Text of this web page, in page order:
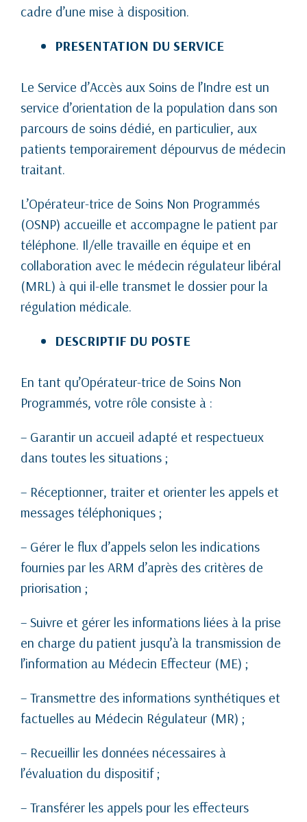
cadre d’une mise à disposition.
PRESENTATION DU SERVICE
Le Service d’Accès aux Soins de l’Indre est un
service d’orientation de la population dans son
parcours de soins dédié, en particulier, aux
patients temporairement dépourvus de médecin
traitant.
L’Opérateur-trice de Soins Non Programmés
(OSNP) accueille et accompagne le patient par
téléphone. Il/elle travaille en équipe et en
collaboration avec le médecin régulateur libéral
(MRL) à qui il-elle transmet le dossier pour la
régulation médicale.
DESCRIPTIF DU POSTE
En tant qu’Opérateur-trice de Soins Non
Programmés, votre rôle consiste à :
– Garantir un accueil adapté et respectueux
dans toutes les situations ;
– Réceptionner, traiter et orienter les appels et
messages téléphoniques ;
– Gérer le flux d’appels selon les indications
fournies par les ARM d’après des critères de
priorisation ;
– Suivre et gérer les informations liées à la prise
en charge du patient jusqu’à la transmission de
l’information au Médecin Effecteur (ME) ;
– Transmettre des informations synthétiques et
factuelles au Médecin Régulateur (MR) ;
– Recueillir les données nécessaires à
l’évaluation du dispositif ;
– Transférer les appels pour les effecteurs